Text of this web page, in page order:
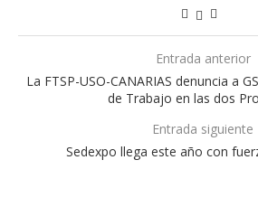
Entrada anterior
La FTSP-USO-CANARIAS denuncia a
de Trabajo en las dos
Entrada siguiente
Sedexpo llega este año con